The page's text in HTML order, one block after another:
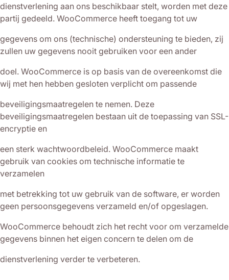
dienstverlening aan ons beschikbaar stelt, worden met deze
partij gedeeld. WooCommerce heeft toegang tot uw
gegevens om ons (technische) ondersteuning te bieden, zij
zullen uw gegevens nooit gebruiken voor een ander
doel. WooCommerce is op basis van de overeenkomst die
wij met hen hebben gesloten verplicht om passende
beveiligingsmaatregelen te nemen. Deze
beveiligingsmaatregelen bestaan uit de toepassing van SSL-
encryptie en
een sterk wachtwoordbeleid. WooCommerce maakt
gebruik van cookies om technische informatie te
verzamelen
met betrekking tot uw gebruik van de software, er worden
geen persoonsgegevens verzameld en/of opgeslagen.
WooCommerce behoudt zich het recht voor om verzamelde
gegevens binnen het eigen concern te delen om de
dienstverlening verder te verbeteren.